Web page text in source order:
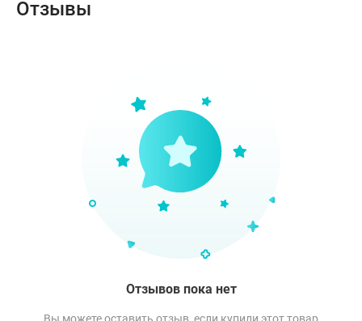
Отзывы
Отзывов пока нет